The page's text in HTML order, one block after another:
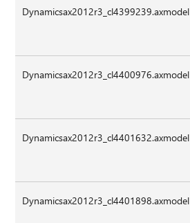
Dynamicsax2012r3_cl4399239.axmodel
Dynamicsax2012r3_cl4400976.axmodel
Dynamicsax2012r3_cl4401632.axmodel
Dynamicsax2012r3_cl4401898.axmodel